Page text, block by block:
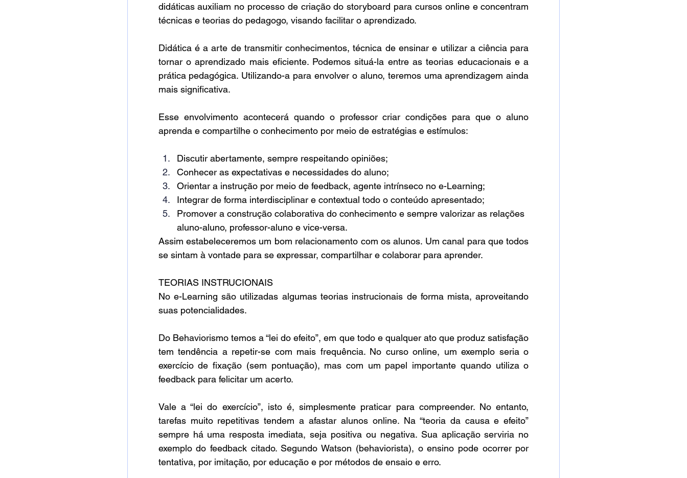
didáticas auxiliam no processo de criação do storyboard para cursos online e concentram
técnicas e teorias do pedagogo, visando facilitar o aprendizado.
Didática é a arte de transmitir conhecimentos, técnica de ensinar e utilizar a ciência para
tornar o aprendizado mais eficiente. Podemos situá-la entre as teorias educacionais e a
prática pedagógica. Utilizando-a para envolver o aluno, teremos uma aprendizagem ainda
mais significativa.
Esse envolvimento acontecerá quando o professor criar condições para que o aluno
aprenda e compartilhe o conhecimento por meio de estratégias e estímulos:
Discutir abertamente, sempre respeitando opiniões;
Conhecer as expectativas e necessidades do aluno;
Orientar a instrução por meio de feedback, agente intrínseco no e-Learning;
Integrar de forma interdisciplinar e contextual todo o conteúdo apresentado;
Promover a construção colaborativa do conhecimento e sempre valorizar as relações
aluno-aluno, professor-aluno e vice-versa.
Assim estabeleceremos um bom relacionamento com os alunos. Um canal para que todos
se sintam à vontade para se expressar, compartilhar e colaborar para aprender.
TEORIAS INSTRUCIONAIS
No e-Learning são utilizadas algumas teorias instrucionais de forma mista, aproveitando
suas potencialidades.
Do Behaviorismo temos a “lei do efeito”, em que todo e qualquer ato que produz satisfação
tem tendência a repetir-se com mais frequência. No curso online, um exemplo seria o
exercício de fixação (sem pontuação), mas com um papel importante quando utiliza o
feedback para felicitar um acerto.
Vale a “lei do exercício”, isto é, simplesmente praticar para compreender. No entanto,
tarefas muito repetitivas tendem a afastar alunos online. Na “teoria da causa e efeito”
sempre há uma resposta imediata, seja positiva ou negativa. Sua aplicação serviria no
exemplo do feedback citado. Segundo Watson (behaviorista), o ensino pode ocorrer por
tentativa, por imitação, por educação e por métodos de ensaio e erro.